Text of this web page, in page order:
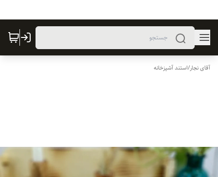
آقای نجار/استند آشپزخانه